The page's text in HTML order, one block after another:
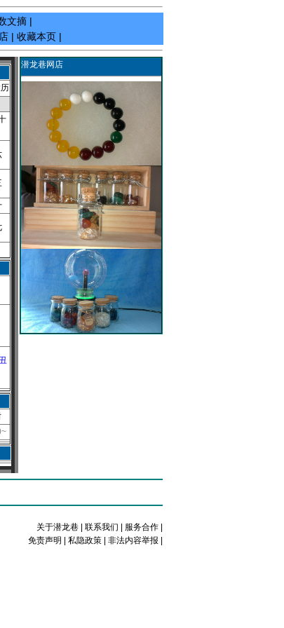
文摘 |
| 收藏本页 |
潜龙巷网店
关于潜龙巷 联系我们 服务合作
免责声明
私隐政策 非法内容举报